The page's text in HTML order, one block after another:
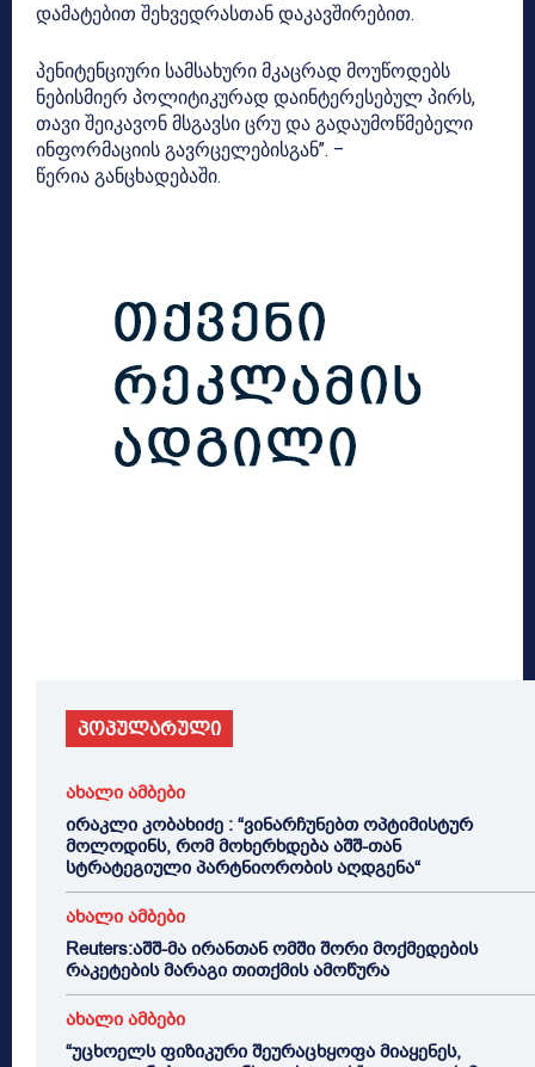
დამატებით შეხვედრასთან დაკავშირებით.
პენიტენციური სამსახური მკაცრად მოუწოდებს
ნებისმიერ პოლიტიკურად დაინტერესებულ პირს,
თავი შეიკავონ მსგავსი ცრუ და გადაუმოწმებელი
ინფორმაციის გავრცელებისგან”. –
წერია განცხადებაში.
პოპულარული
ახალი ამბები
ირაკლი კობახიძე : “ვინარჩუნებთ ოპტიმისტურ
მოლოდინს, რომ მოხერხდება აშშ-თან
სტრატეგიული პარტნიორობის აღდგენა“
ახალი ამბები
Reuters:აშშ-მა ირანთან ომში შორი მოქმედების
რაკეტების მარაგი თითქმის ამოწურა
ახალი ამბები
“უცხოელს ფიზიკური შეურაცხყოფა მიაყენეს,